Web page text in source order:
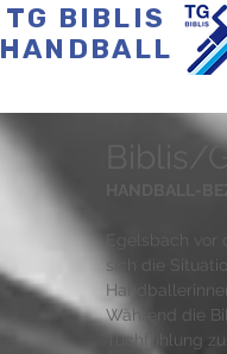
TG BIBLIS
HANDBALL
Biblis/
HANDBALL-
Egelsbach
sich die
Während die
Tuchfühlung